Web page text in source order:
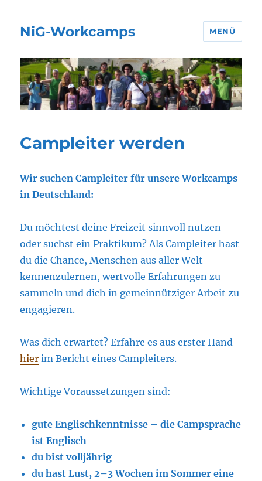
NiG-Workcamps MENÜ
Campleiter werden
Wir suchen Campleiter für unsere Workcamps
in Deutschland:
Du möchtest deine Freizeit sinnvoll nutzen
oder suchst ein Praktikum? Als Campleiter hast
du die Chance, Menschen aus aller Welt
kennenzulernen, wertvolle Erfahrungen zu
sammeln und dich in gemeinnütziger Arbeit zu
engagieren.
Was dich erwartet? Erfahre es aus erster Hand
hier im Bericht eines Campleiters.
Wichtige Voraussetzungen sind:
gute Englischkenntnisse – die Campsprache
ist Englisch
du bist volljährig
du hast Lust, 2–3 Wochen im Sommer eine